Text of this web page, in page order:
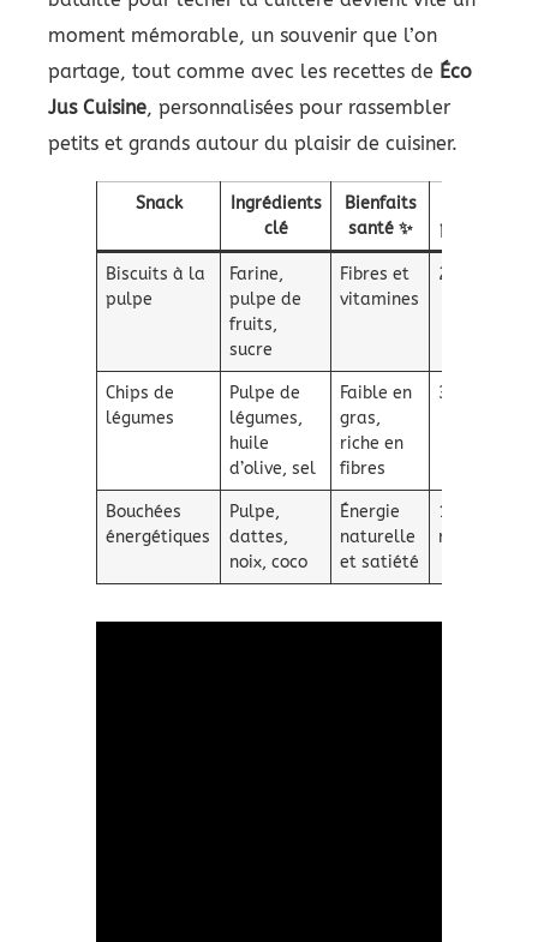
moment mémorable, un souvenir que l’on
partage, tout comme avec les recettes de Éco
Jus Cuisine, personnalisées pour rassembler
petits et grands autour du plaisir de cuisiner.
Snack
Ingrédients
clé
Bienfaits
santé ✨
préparation
Biscuits à la
pulpe
Farine,
pulpe de
fruits,
sucre
Fibres et
vitamines
25 min
Chips de
légumes
Pulpe de
légumes,
huile
d’olive, sel
Faible en
gras,
riche en
fibres
30 min
Bouchées
énergétiques
Pulpe,
dattes,
noix, coco
Énergie
naturelle
et satiété
10 min +
repos